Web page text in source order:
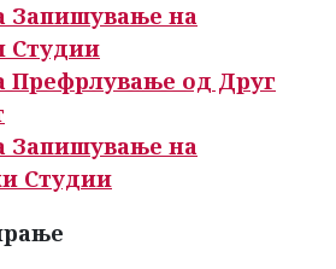
Запишување на
Студии
Префрлување од Друг
Запишување на
Студии